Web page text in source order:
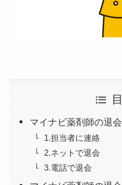
マイナビ薬剤師の退
1.担当者に連絡
2.ネットで退会
3.電話で退会